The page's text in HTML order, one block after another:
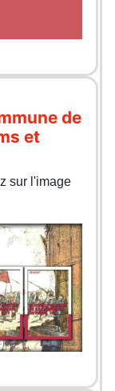
de
et
sur l'image